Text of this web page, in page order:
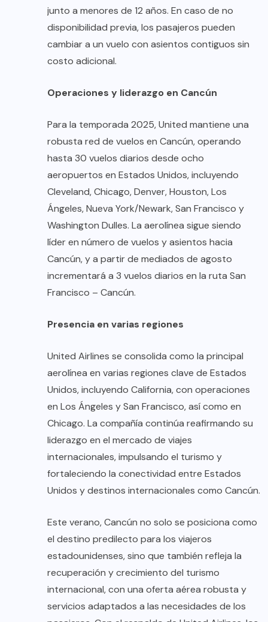
junto a menores de 12 años. En caso de no
disponibilidad previa, los pasajeros pueden
cambiar a un vuelo con asientos contiguos sin
costo adicional.
Operaciones y liderazgo en Cancún
Para la temporada 2025, United mantiene una
robusta red de vuelos en Cancún, operando
hasta 30 vuelos diarios desde ocho
aeropuertos en Estados Unidos, incluyendo
Cleveland, Chicago, Denver, Houston, Los
Ángeles, Nueva York/Newark, San Francisco y
Washington Dulles. La aerolínea sigue siendo
líder en número de vuelos y asientos hacia
Cancún, y a partir de mediados de agosto
incrementará a 3 vuelos diarios en la ruta San
Francisco – Cancún.
Presencia en varias regiones
United Airlines se consolida como la principal
aerolínea en varias regiones clave de Estados
Unidos, incluyendo California, con operaciones
en Los Ángeles y San Francisco, así como en
Chicago. La compañía continúa reafirmando su
liderazgo en el mercado de viajes
internacionales, impulsando el turismo y
fortaleciendo la conectividad entre Estados
Unidos y destinos internacionales como Cancún.
Este verano, Cancún no solo se posiciona como
el destino predilecto para los viajeros
estadounidenses, sino que también refleja la
recuperación y crecimiento del turismo
internacional, con una oferta aérea robusta y
servicios adaptados a las necesidades de los